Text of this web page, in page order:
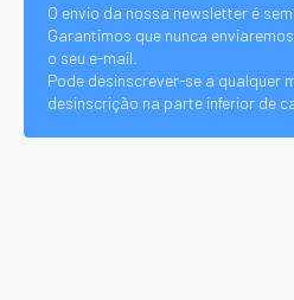
O envio da nossa newsletter é
Garantimos que nunca
o seu e-mail.
Pode desinscrever-se a qualquer
desinscrição na parte inferior de